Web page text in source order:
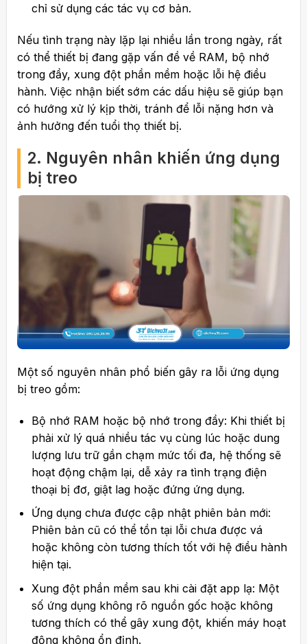
chỉ sử dụng các tác vụ cơ bản.
Nếu tình trạng này lặp lại nhiều lần trong ngày, rất
có thể thiết bị đang gặp vấn đề về RAM, bộ nhớ
trong đầy, xung đột phần mềm hoặc lỗi hệ điều
hành. Việc nhận biết sớm các dấu hiệu sẽ giúp bạn
có hướng xử lý kịp thời, tránh để lỗi nặng hơn và
ảnh hưởng đến tuổi thọ thiết bị.
2. Nguyên nhân khiến ứng dụng
bị treo
Một số nguyên nhân phổ biến gây ra lỗi ứng dụng
bị treo gồm:
Bộ nhớ RAM hoặc bộ nhớ trong đầy: Khi thiết bị
phải xử lý quá nhiều tác vụ cùng lúc hoặc dung
lượng lưu trữ gần chạm mức tối đa, hệ thống sẽ
hoạt động chậm lại, dễ xảy ra tình trạng điện
thoại bị đơ, giật lag hoặc đứng ứng dụng.
Ứng dụng chưa được cập nhật phiên bản mới:
Phiên bản cũ có thể tồn tại lỗi chưa được vá
hoặc không còn tương thích tốt với hệ điều hành
hiện tại.
Xung đột phần mềm sau khi cài đặt app lạ: Một
số ứng dụng không rõ nguồn gốc hoặc không
tương thích có thể gây xung đột, khiến máy hoạt
động không ổn định.